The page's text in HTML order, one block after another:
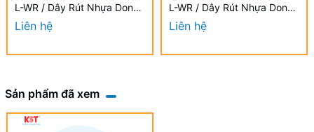
L-WR / Dây Rút Nhựa Dong-
A 9.0×1000mm Chống UV
Liên hệ
L-WR / Dây Rút Nhựa Dong-
A 9.0×880mm Chống UV
Liên hệ
Sản phẩm đã xem